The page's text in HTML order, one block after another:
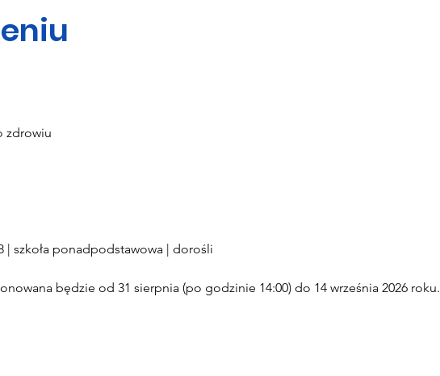
zdrowiu
| szkoła ponadpodstawowa | dorośli
będzie od 31 sierpnia (po godzinie 14:00) do 14 września 2026 roku.